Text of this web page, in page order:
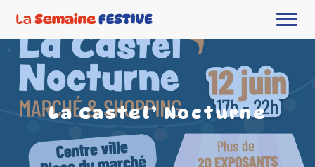
La Castel’ Nocturne